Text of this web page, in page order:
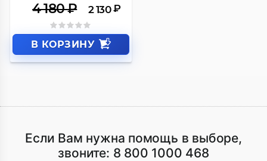
4 180₽ 2 130 ₽
В КОРЗИНУ
Если Вам нужна помощь в выборе,
звоните: 8 800 1000 468